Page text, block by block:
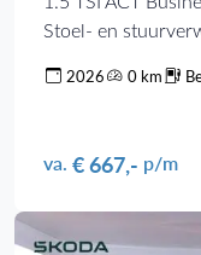
Stoel- en
2026 0 km
va. € 667,- p/m